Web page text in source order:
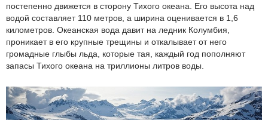
постепенно движется в сторону Тихого океана. Его высота над
водой составляет 110 метров, а ширина оценивается в 1,6
километров. Океанская вода давит на ледник Колумбия,
проникает в его крупные трещины и откалывает от него
громадные глыбы льда, которые тая, каждый год пополняют
запасы Тихого океана на триллионы литров воды.